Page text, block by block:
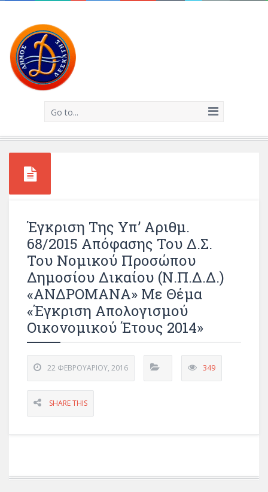
Go to...
Έγκριση Της Υπ’ Αριθμ.
68/2015 Απόφασης Του Δ.Σ.
Του Νομικού Προσώπου
Δημοσίου Δικαίου (Ν.Π.Δ.Δ.)
«ΑΝΔΡΟΜΑΝΑ» Με Θέμα
«Έγκριση Απολογισμού
Οικονομικού Έτους 2014»
22 ΦΕΒΡΟΥΑΡΊΟΥ, 2016 349
SHARE THIS